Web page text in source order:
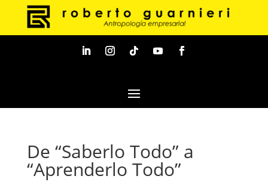
De “Saberlo Todo” a
“Aprenderlo Todo”